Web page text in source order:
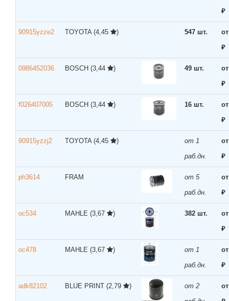
₽
90915yzze2 TOYOTA (4,45 ) 547 шт.
₽
0986452036 BOSCH (3,44 ) 49 шт.
₽
f026407005 BOSCH (3,44 ) 16 шт.
₽
90915yzzj2 TOYOTA (4,45 )
от 1
раб.дн.
₽
ph3614 FRAM
от 5
раб.дн.
₽
oc534 MAHLE (3,67 ) 382 шт.
₽
oc478 MAHLE (3,67 )
от 1
раб.дн.
₽
adk82102 BLUE PRINT (2,79 )
от 2